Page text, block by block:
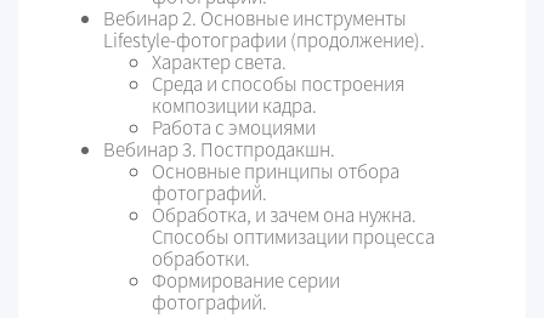
Вебинар 2. Основные инструменты
Lifestyle-фотографии (продолжение).
Характер света.
Среда и способы построения
композиции кадра.
Работа с эмоциями
Вебинар 3. Постпродакшн.
Основные принципы отбора
фотографий.
Обработка, и зачем она нужна.
Способы оптимизации процесса
обработки.
Формирование серии
фотографий.